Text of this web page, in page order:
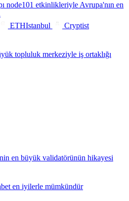
node101 etkinlikleriyle Avrupa'nın en
ETHIstanbul Cryptist
topluluk merkeziyle iş ortaklığı
en büyük validatörünün hikayesi
en iyilerle mümkündür